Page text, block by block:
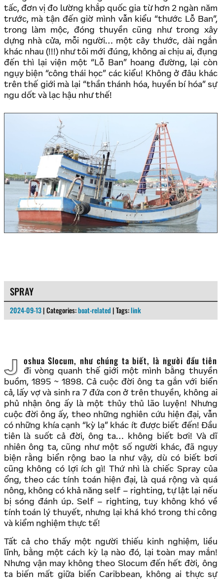
tấc, đơn vị đo lường khắp quốc gia từ hơn 2 ngàn năm
trước, mà tận đến giờ mình vẫn kiểu “thước Lỗ Ban”,
trong làm mộc, đóng thuyền cũng như trong xây
dựng nhà cửa, mỗi người… một cây thước, dài ngắn
khác nhau (!!!) như tôi mới đúng, không ai chịu ai, đụng
đến thì lại viện một “Lỗ Ban” hoang đường, lại còn
ngụy biện “công thái học” các kiểu! Không ở đâu khác
trên thế giới mà lại “thần thánh hóa, huyền bí hóa” sự
ngu dốt và lạc hậu như thế!
SPRAY
2024-09-13 | Categories:boat-related | Tags:link
Joshua Slocum, như chúng ta biết, là người đầu tiên
đi vòng quanh thế giới một mình bằng thuyền
buồm, 1895 ~ 1898. Cả cuộc đời ông ta gắn với biển
cả, lấy vợ và sinh ra 7 đứa con ở trên thuyền, không ai
phủ nhận ông ấy là một thủy thủ lão luyện! Nhưng
cuộc đời ông ấy, theo những nghiên cứu hiện đại, vẫn
có những khía cạnh “kỳ lạ” khác ít được biết đến! Đầu
tiên là suốt cả đời, ông ta… không biết bơi! Và dĩ
nhiên ông ta, cũng như một số người khác, đã ngụy
biện rằng biển rộng bao la như vậy, dù có biết bơi
cũng không có lợi ích gì! Thứ nhì là chiếc Spray của
ổng, theo các tính toán hiện đại, là quá rộng và quá
nông, không có khả năng self – righting, tự lật lại nếu
bị sóng đánh úp. Self – righting, tuy không khó về
tính toán lý thuyết, nhưng lại khá khó trong thi công
và kiểm nghiệm thực tế!
Tất cả cho thấy một người thiếu kinh nghiệm, liều
lĩnh, bằng một cách kỳ lạ nào đó, lại toàn may mắn!
Nhưng vận may không theo Slocum đến hết đời, ông
ta biến mất giữa biển Caribbean, không ai thực sự